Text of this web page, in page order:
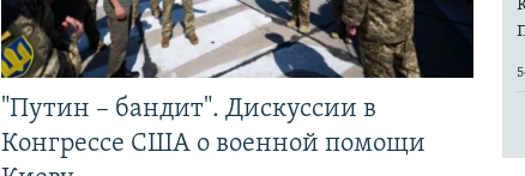
"Путин – бандит". Дискуссии в
Конгрессе США о военной помощи